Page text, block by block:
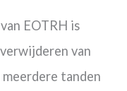
EOTRH is
van
tanden